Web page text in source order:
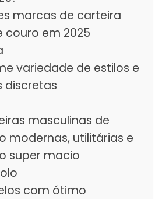
marcas de carteira
couro em 2025
variedade de estilos e
discretas
masculinas de
modernas, utilitárias e
super macio
com ótimo